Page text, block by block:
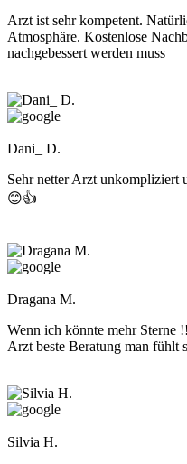
Arzt ist sehr kompetent.
Atmosphäre. Kostenlose
nachgebessert werden muss
Dani_ D.
Sehr netter Arzt
😊👍
Dragana M.
Wenn ich könnte mehr Sterne
Arzt beste Beratung man fühlt
Silvia H.